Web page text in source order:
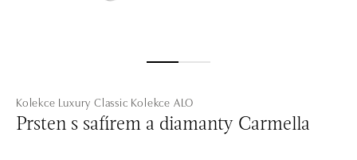
Kolekce Luxury Classic Kolekce ALO
Prsten s safírem a diamanty Carmella